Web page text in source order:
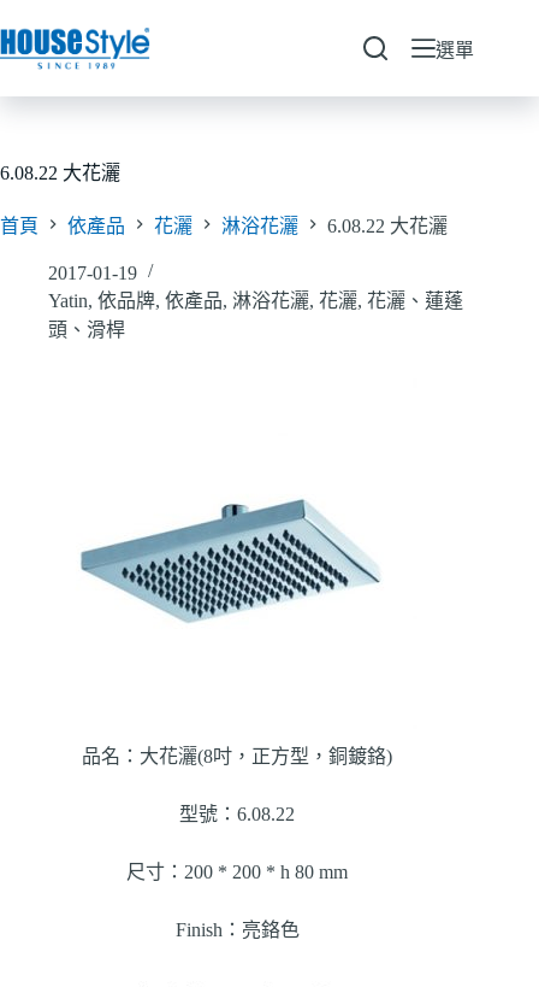
至
要
選單
6.08.22 大花灑
首頁 依產品 花灑 淋浴花灑 6.08.22 大花灑
2017-01-19
Yatin, 依品牌, 依產品, 淋浴花灑, 花灑, 花灑、蓮蓬
頭、滑桿
品名：大花灑(8吋，正方型，銅鍍鉻)
型號：6.08.22
尺寸：200 * 200 * h 80 mm
Finish：亮鉻色